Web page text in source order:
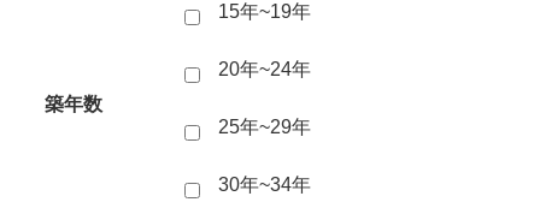
築年数
15年~19年
20年~24年
25年~29年
30年~34年